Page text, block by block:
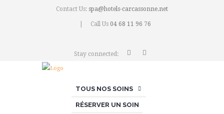
Contact Us: spa@hotels-carcassonne.net
Call Us 04 68 11 96 76
Stay connected:
TOUS NOS SOINS
RÉSERVER UN SOIN